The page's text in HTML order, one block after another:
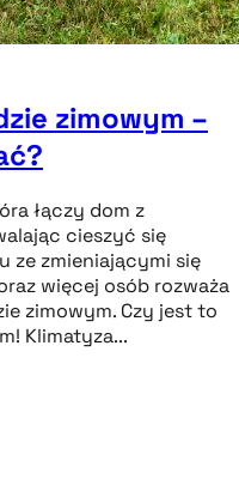
zimowym –
łączy dom z
cieszyć się
ze zmieniającymi się
więcej osób rozważa
zimowym. Czy jest to
Klimatyza...